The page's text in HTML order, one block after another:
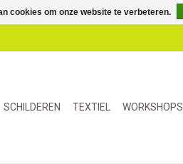
SCHILDEREN TEXTIEL WORKSHOPS
cookies om onze website te verbeteren.